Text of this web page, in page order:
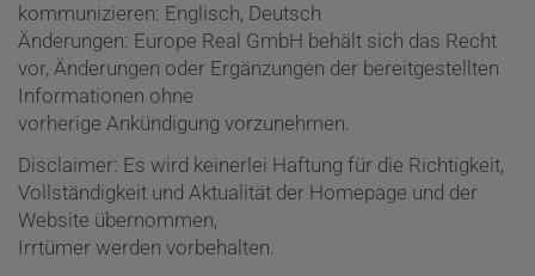
kommunizieren: Englisch, Deutsch
Änderungen: Europe Real GmbH behält sich das Recht
vor, Änderungen oder Ergänzungen der bereitgestellten
Informationen ohne
vorherige Ankündigung vorzunehmen.
Disclaimer: Es wird keinerlei Haftung für die Richtigkeit,
Vollständigkeit und Aktualität der Homepage und der
Website übernommen,
Irrtümer werden vorbehalten.